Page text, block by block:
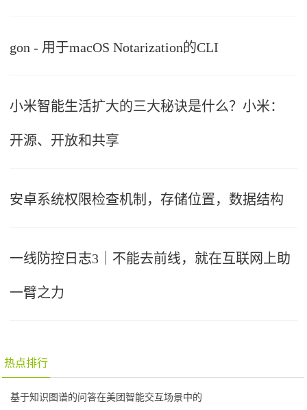
gon - 用于macOS Notarization的CLI
小米智能生活扩大的三大秘诀是什么？小米：
开源、开放和共享
安卓系统权限检查机制，存储位置，数据结构
一线防控日志3｜不能去前线，就在互联网上助
一臂之力
热点排行
基于知识图谱的问答在美团智能交互场景中的